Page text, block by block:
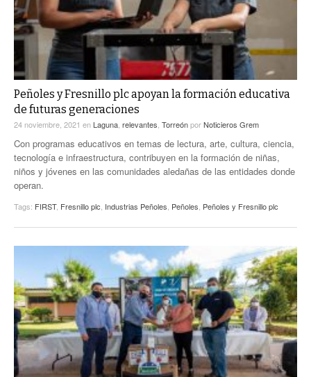
Peñoles y Fresnillo plc apoyan la formación educativa
de futuras generaciones
24 noviembre, 2021 en Laguna relevantes TorreónporNoticieros Grem
Con programas educativos en temas de lectura, arte, cultura, ciencia,
tecnología e infraestructura, contribuyen en la formación de niñas,
niños y jóvenes en las comunidades aledañas de las entidades donde
operan.
Tags: FIRST, Fresnillo plc Industrias Peñoles Peñoles Peñoles y Fresnillo plc